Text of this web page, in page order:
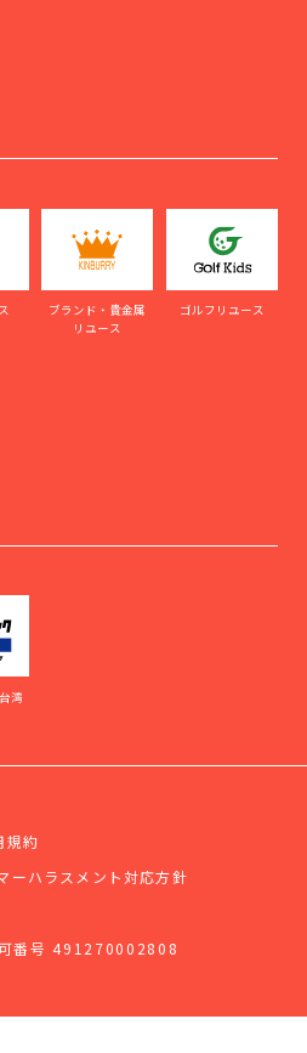
ブランド・貴金属
リユース
ゴルフリユース
湾
規約
ーハラスメント対応方針
番号 491270002808